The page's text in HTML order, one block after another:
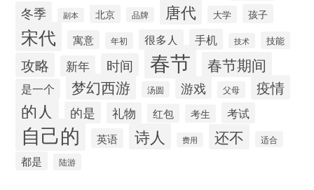
冬季 副本 北京 品牌 唐代 大学 孩子
宋代 寓意 年初 很多人 手机 技术 技能
攻略 新年 时间 春节 春节期间
是一个 梦幻西游 汤圆 游戏 父母 疫情
的人 的是 礼物 红包 考生 考试
自己的 英语 诗人 费用 还不 适合
都是 陆游